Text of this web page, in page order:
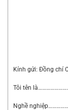
Kính gửi: Đồng chí
Tôi tên
Nghề